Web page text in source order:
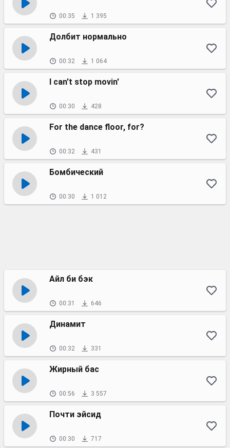
00:35 1 395
Долбит нормально
00:32 1 064
I can't stop movin'
00:30 428
For the dance floor, for?
00:32 431
Бомбический
00:30 1 012
Айл би бэк
00:31 646
Динамит
00:32 331
Жирный бас
00:56 3 557
Почти эйсид
00:30 717